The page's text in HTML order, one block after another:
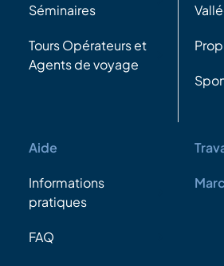
Séminaires
Tours Opérateurs et
Agents de voyage
Aide
Informations
pratiques
FAQ